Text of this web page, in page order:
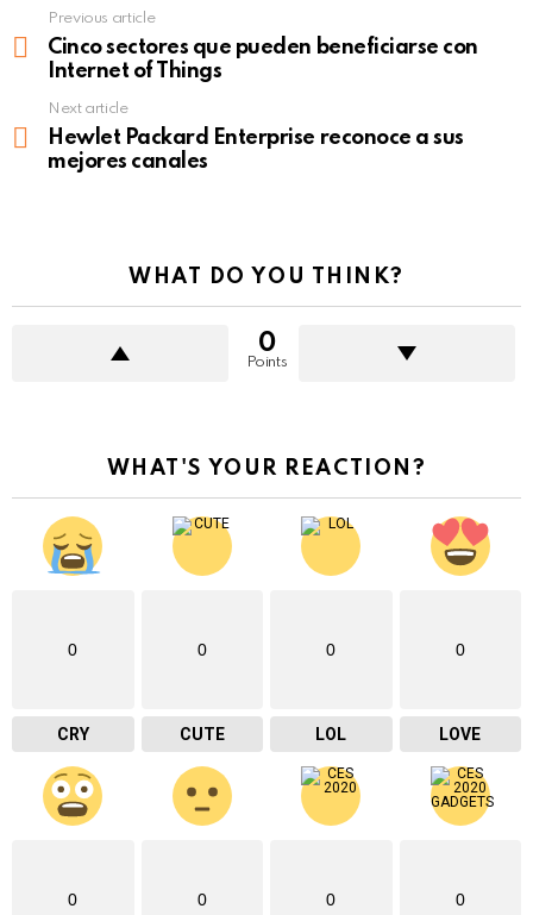
more
Previous article
Cinco sectores que pueden beneficiarse con
Internet of Things
Next article
Hewlet Packard Enterprise reconoce a sus
mejores canales
WHAT DO YOU THINK?
0
Points
WHAT'S YOUR REACTION?
0
CRY
0
CUTE
0
LOL
0
LOVE
0 0 0 0